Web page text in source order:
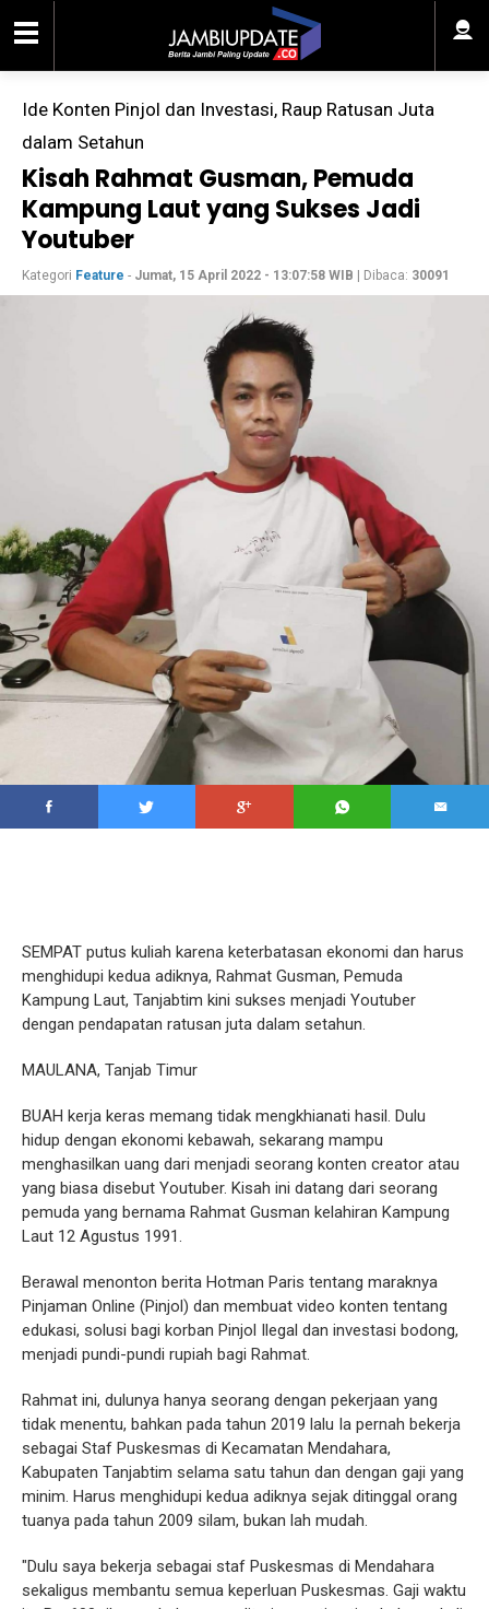
Ide Konten Pinjol dan Investasi, Raup Ratusan Juta
dalam Setahun
Kisah Rahmat Gusman, Pemuda
Kampung Laut yang Sukses Jadi
Youtuber
Kategori Feature - Jumat, 15 April 2022 - 13:07:58 WIB | Dibaca: 30091
SEMPAT putus kuliah karena keterbatasan ekonomi dan harus
menghidupi kedua adiknya, Rahmat Gusman, Pemuda
Kampung Laut, Tanjabtim kini sukses menjadi Youtuber
dengan pendapatan ratusan juta dalam setahun.
MAULANA, Tanjab Timur
BUAH kerja keras memang tidak mengkhianati hasil. Dulu
hidup dengan ekonomi kebawah, sekarang mampu
menghasilkan uang dari menjadi seorang konten creator atau
yang biasa disebut Youtuber. Kisah ini datang dari seorang
pemuda yang bernama Rahmat Gusman kelahiran Kampung
Laut 12 Agustus 1991.
Berawal menonton berita Hotman Paris tentang maraknya
Pinjaman Online (Pinjol) dan membuat video konten tentang
edukasi, solusi bagi korban Pinjol Ilegal dan investasi bodong,
menjadi pundi-pundi rupiah bagi Rahmat.
Rahmat ini, dulunya hanya seorang dengan pekerjaan yang
tidak menentu, bahkan pada tahun 2019 lalu Ia pernah bekerja
sebagai Staf Puskesmas di Kecamatan Mendahara,
Kabupaten Tanjabtim selama satu tahun dan dengan gaji yang
minim. Harus menghidupi kedua adiknya sejak ditinggal orang
tuanya pada tahun 2009 silam, bukan lah mudah.
"Dulu saya bekerja sebagai staf Puskesmas di Mendahara
sekaligus membantu semua keperluan Puskesmas. Gaji waktu